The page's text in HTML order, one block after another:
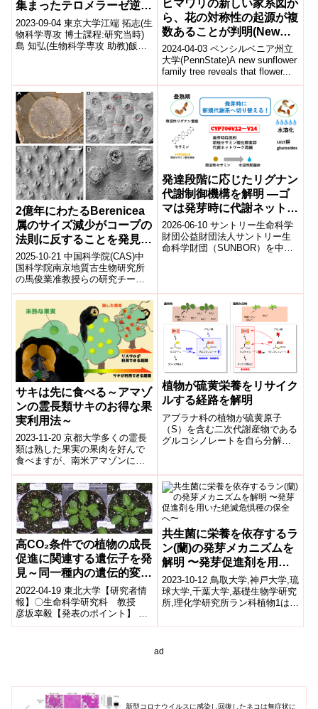
集まったテロメラーゼ逆転
写酵素による細胞死制御の
二面性～
2023-09-04 東京大学江端 拓志(生
物科学専攻 博士課程:研究当時)
島 知弘(生物科学専攻 助教)飯塚
ヒマワリの新しい家系図か
ら、花の対称性の起源が複
数あることが判明(New
sunflower family tree
reveals multiple origins
of flower symmetry)
2024-04-03 ペンシルベニア州立
大学(PennState)A new sunflower
family tree reveals that flower...
2億年にわたるBerenicea
属のサイズ減少がコープの
法則に反することを発見
(New Study Reveals
Berenicea’s Zooid Size
Reduction Over 200
Million Years Contradicts
Cope’s Rule)
2025-10-21 中国科学院(CAS)中
国科学院南京地質古生物研究所
の馬俊業准教授らの研究チーム
は、腕足動物などと同様に群体
構造をもつ苔虫類(Bryozoa...
発達段階に応じたリグナン
代謝制御機構を解明 ―ゴ
マは発芽時に代謝ネットワ
ークを組み替える―
2026-06-10 サントリー生命科学
財団公益財団法人サントリー生
命科学財団（SUNBOR）を中心
サキは先に食べる～アマゾ
ンの霊長類サキのお得な果
実利用法～
2023-11-20 京都大学多くの霊長
類は熟した果実の果肉を好んで
食べますが、南米アマゾンに生
息するサキの仲間は、未熟な果
実の種子を多く食べることが知
られてい...
植物が硫黄栄養をリサイク
ルする経路を解明
アブラナ科の植物が硫黄原子
（S）を含む二次代謝産物である
グルコシノレートを自ら分解し
高CO₂条件での植物の成長
促進に関連する遺伝子を発
見～同一種内の遺伝的変異
の解析から～
2022-04-19 東北大学【研究者情
報】〇生命科学研究科 教授
彦坂幸毅【発表のポイント】 上
昇しつつある大気CO2環境をふ
共生菌に栄養を依存するラ
ン(蘭)の発芽メカニズムを
解明 〜発芽促進剤を用い
た絶滅危惧種の保全へ〜
2023-10-12 鳥取大学,神戸大学,琉
球大学,千葉大学,基礎生物学研究
所,理化学研究所ラン科植物1は、
り、被子植物の中でキク科...
ad
新型コロナウイルスに感染し回復したネコは無症状に